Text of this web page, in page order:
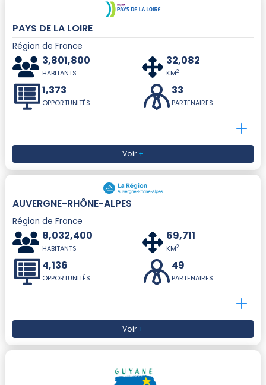
PAYS DE LA LOIRE
Région de France
3,801,800
HABITANTS
32,082
KM2
1,373
OPPORTUNITÉS
33
PARTENAIRES
Voir+
AUVERGNE-RHÔNE-ALPES
Région de France
8,032,400
HABITANTS
69,711
KM2
4,136
OPPORTUNITÉS
49
PARTENAIRES
Voir+